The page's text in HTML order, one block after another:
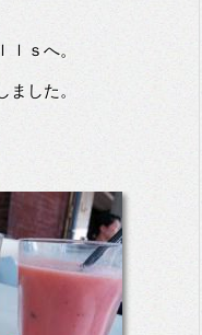
ｌｓへ。
ました。